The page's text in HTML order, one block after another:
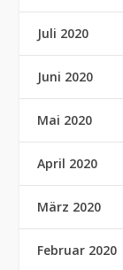
Juli 2020
Juni 2020
Mai 2020
April 2020
März 2020
Februar 2020